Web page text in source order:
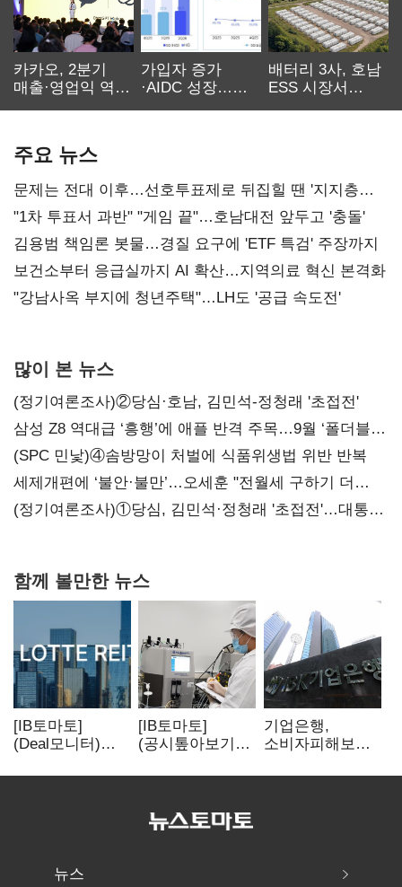
카카오, 2분기
매출·영업익 역대
가입자 증가
·AIDC 성장…
배터리 3사, 호남
ESS 시장서
주요 뉴스
문제는 전대 이후…선호투표제로 뒤집힐 땐 '지지층
불복'
"1차 투표서 과반" "게임 끝"…호남대전 앞두고 '충돌'
김용범 책임론 봇물…경질 요구에 'ETF 특검' 주장까지
보건소부터 응급실까지 AI 확산…지역의료 혁신 본격화
"강남사옥 부지에 청년주택"…LH도 '공급 속도전'
많이 본 뉴스
(정기여론조사)②당심·호남, 김민석-정청래 '초접전'
삼성 Z8 역대급 ‘흥행’에 애플 반격 주목…9월 ‘폴더블
대전’
(SPC 민낯)④솜방망이 처벌에 식품위생법 위반 반복
세제개편에 ‘불안·불만’…오세훈 "전월세 구하기 더
힘들어질 것"
(정기여론조사)①당심, 김민석·정청래 '초접전'…대통령
함께 볼만한 뉴스
[IB토마토]
(Deal모니터)
발행…빠듯한
[IB토마토]
(공시톺아보기)
무엇이 '중요한
기업은행,
소비자피해보상
보이스피싱 공시
뉴스